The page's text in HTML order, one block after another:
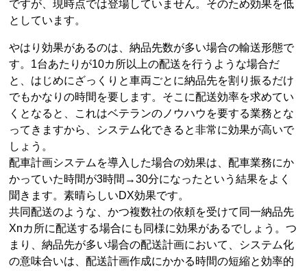
ですが、現時点では登場していません。そのため効果を低
としています。
やはり効果があるのは、納品先数が多い場合の輸送形態で
す。1台あたりが10カ所以上の配送を行うような場合だ
と、はじめにざっくりと車両ごとに納品先を割り振るだけ
でもかなりの時間を要します。そこに配送効率を求めてい
くとなると、これはベテランのノウハウを要する業務とな
ってきますから、システム化できると非常に効果が高いで
しょう。
配車計画システムを導入した場合の効果は、配車業務にか
かっていた時間が3時間→30分になったという結果をよく
聞きます。素晴らしいDX効果です。
共同配送のような、かつ複数社の依頼を受けて同一納品先
Xnカ所に配送する場合にも同様に効果があるでしょう。つ
まり、納品先が多い場合の配送計画において、システム化
の意味合いは、配送計画作成にかかる時間の短縮と効率的